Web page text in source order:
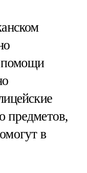
помощи
предметов,
в